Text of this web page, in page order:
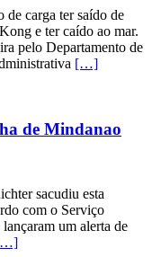
de carga ter saído de
e ter caído ao mar.
pelo Departamento de
[…]
de Mindanao
sacudiu esta
com o Serviço
um alerta de